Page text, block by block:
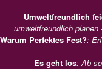
Umweltfreundlich
umweltfreundlich
Warum Perfektes Fest?:
Es geht los: Ab